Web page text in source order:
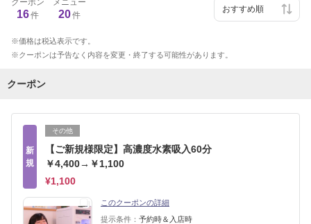
クーポン
16件
メニュー
20件
価格は税込表示です。
クーポンは予告なく内容を変更・終了する可能性があります。
クーポン
新
規
その他
【ご新規様限定】高濃度水素吸入60分
￥4,400→￥1,100
¥1,100
このクーポンの詳細
提示条件： 予約時＆入店時